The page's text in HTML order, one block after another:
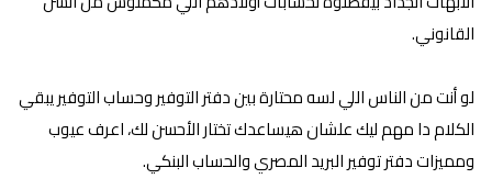
القانوني.
لو أنت من الناس اللي لسه محتارة بين دفتر التوفير وحساب التوفير يبقي
الكلام دا مهم ليك علشان هيساعدك تختار الأحسن لك، اعرف عيوب
ومميزات دفتر توفير البريد المصري والحساب البنكي.